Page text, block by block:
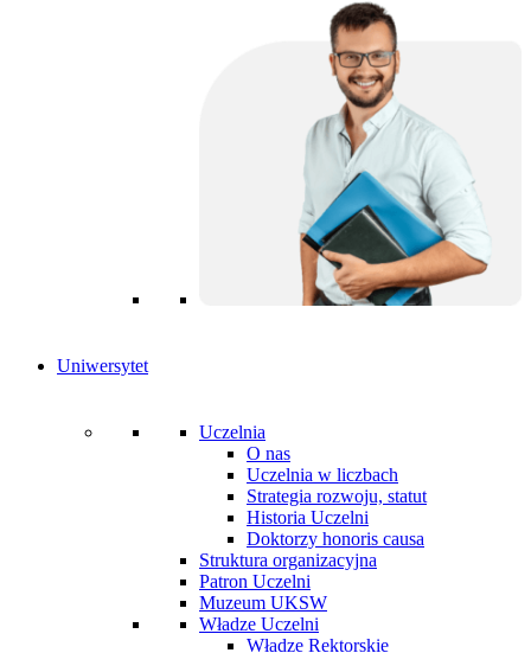
Uniwersytet
Uczelnia
O nas
Uczelnia w liczbach
Strategia rozwoju, statut
Historia Uczelni
Doktorzy honoris causa
Struktura organizacyjna
Patron Uczelni
Muzeum UKSW
Władze Uczelni
Władze Rektorskie